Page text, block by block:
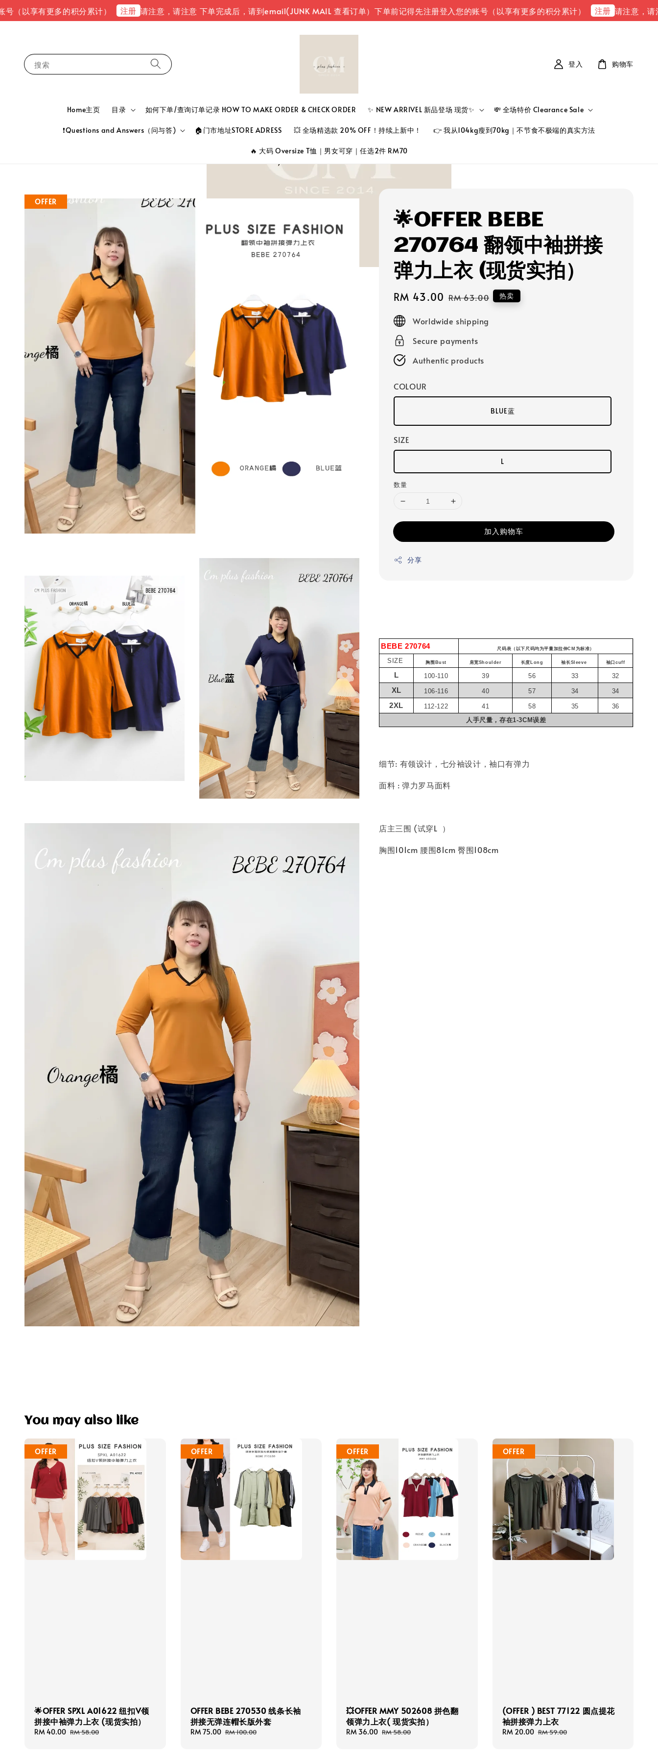
享有更多的积分累计） 注册 请注意，请注意 下单完成后，请到email(JUNK MAIL 查看订单）下单前记得先注册登入您的账号（以享有更多的积分累计） 注册 请注意，请注意
搜索
Home主页 目录 如何下单/查询订单记录 HOW TO MAKE ORDER & CHECK ORDER ✨ NEW ARRIVEL 新品登场 现货✨ 💸 全场特价 Clearance Sale
❗Questions and Answers（问与答) 🏠门市地址STORE ADRESS 💥 全场精选款 20% OFF！持续上新中！ 👉 我从104kg瘦到70kg｜不节食不极端的真实方法
🔥 大码 Oversize T恤｜男女可穿｜任选2件 RM70
登入 购物车
OFFER
🌟OFFER BEBE
270764 翻领中袖拼接
弹力上衣 (现货实拍）
Sale
price
RM 43.00 Regular
RM 63.00 热卖
Worldwide shipping
Secure payments
Authentic products
COLOUR
BLUE蓝
SIZE
L
数量
加入购物车
分享
BEBE 270764 尺码表（以下尺码均为平量加拉伸CM为标准）
SIZE 胸围Bust 肩宽Shoulder 长度Long 袖长Sleeve 袖口cuff
L 100-110 39 56 33 32
XL 106-116 40 57 34 34
2XL 112-122 41 58 35
36
人手尺量，存在1-3CM误差
细节: 有领设计，七分袖设计，袖口有弹力
面料 : 弹力罗马面料
店主三围 (试穿L ）
胸围101cm 腰围81cm 臀围108cm
You may also like
OFFER
🌟OFFER SPXL A01622 纽扣V领
拼接中袖弹力上衣 (现货实拍）
Sale
RM 40.00 Regular
RM 58.00
OFFER
OFFER BEBE 270530 线条长袖
拼接无弹连帽长版外套
Sale
RM 75.00 Regular
RM 100.00
OFFER
💥OFFER MMY 502608 拼色翻
领弹力上衣( 现货实拍）
Sale
RM 36.00 Regular
RM 58.00
OFFER
(OFFER ) BEST 77122 圆点提花
袖拼接弹力上衣
Sale
RM 20.00 Regular
RM 59.00